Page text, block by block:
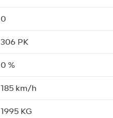
0
306 PK
0 %
185 km/h
1995 KG